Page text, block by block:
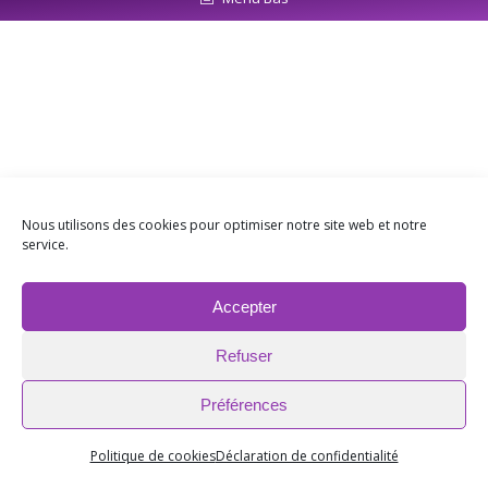
Nous utilisons des cookies pour optimiser notre site web et notre
service.
Accepter
Refuser
Préférences
Politique de cookiesDéclaration de confidentialité